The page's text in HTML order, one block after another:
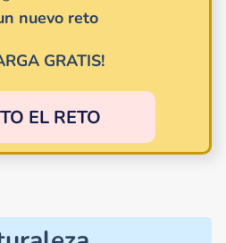
nuevo reto
GRATIS!
EL RETO